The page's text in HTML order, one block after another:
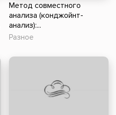
Метод совместного
анализа (конджойнт-
анализ):...
Разное